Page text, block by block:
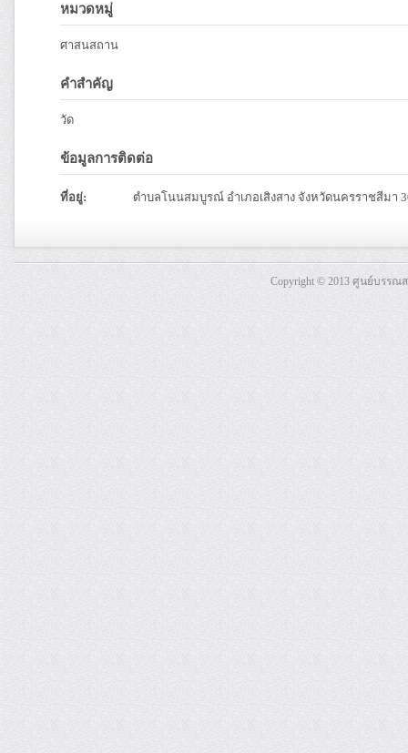
หมวดหมู่
ศาสนสถาน
คำสำคัญ
วัด
ข้อมูลการติดต่อ
ที่อยู่: ตำบลโนนสมบูรณ์ อำเภอเสิงสาง จังหวัดนครราชสีมา
Copyright © 2013 ศูนย์บรร